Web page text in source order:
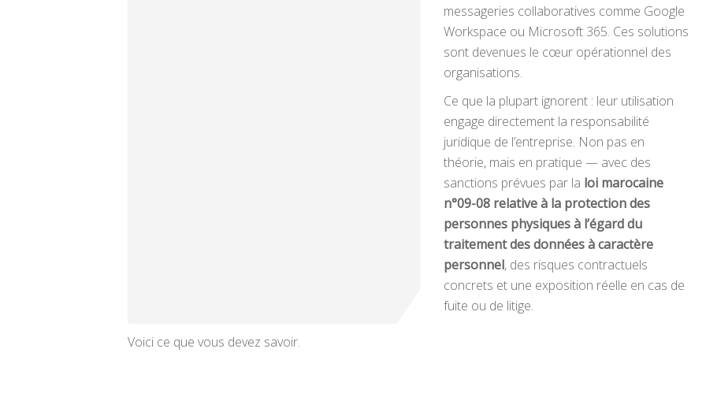
messageries collaboratives comme Google
Workspace ou Microsoft 365. Ces solutions
sont devenues le cœur opérationnel des
organisations.
Ce que la plupart ignorent : leur utilisation
engage directement la responsabilité
juridique de l’entreprise. Non pas en
théorie, mais en pratique — avec des
sanctions prévues par la loi marocaine
n°09-08 relative à la protection des
personnes physiques à l’égard du
traitement des données à caractère
personnel, des risques contractuels
concrets et une exposition réelle en cas de
fuite ou de litige.
Voici ce que vous devez savoir.